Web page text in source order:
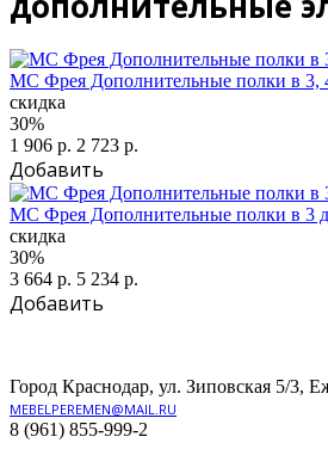
МС Фрея Дополнительные полки в 3,
скидка
30%
1 906 р. 2 723 р.
Добавить
МС Фрея Дополнительные полки в 3
скидка
30%
3 664 р. 5 234 р.
Добавить
Город Краснодар, ул. Зиповская 5/3,
MEBELPEREMEN@MAIL.RU
8 (961) 855-999-2